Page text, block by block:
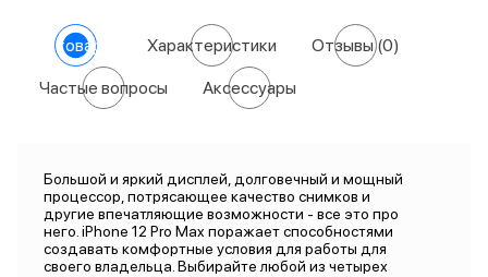
О товаре Характеристики Отзывы(0)
Частые вопросы Аксессуары
Большой и яркий дисплей, долговечный и мощный
процессор, потрясающее качество снимков и
другие впечатляющие возможности - все это про
него. iPhone 12 Pro Max поражает способностями
создавать комфортные условия для работы для
своего владельца. Выбирайте любой из четырех